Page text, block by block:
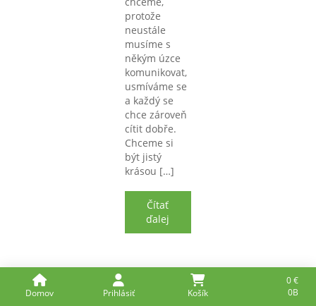
protože
neustále
musíme s
někým úzce
komunikovat,
usmíváme se
a každý se
chce zároveň
cítit dobře.
Chceme si
být jistý
krásou […]
Čítať
ďalej
Domov Prihlásiť Košík
0€
0B